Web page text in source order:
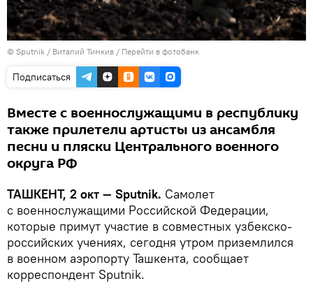
© Sputnik / Виталий Тимкив / Перейти в фотобанк
Подписаться
Вместе с военнослужащими в республику
также прилетели артисты из ансамбля
песни и пляски Центрального военного
округа РФ
ТАШКЕНТ, 2 окт — Sputnik. Самолет
с военнослужащими Российской Федерации,
которые примут участие в совместных узбекско-
российских учениях, сегодня утром приземлился
в военном аэропорту Ташкента, сообщает
корреспондент Sputnik.